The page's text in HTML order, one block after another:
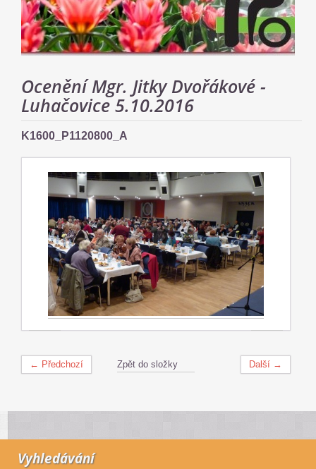
Ocenění Mgr. Jitky Dvořákové -
Luhačovice 5.10.2016
K1600_P1120800_A
← Předchozí Další →
Zpět do složky
Vyhledávání